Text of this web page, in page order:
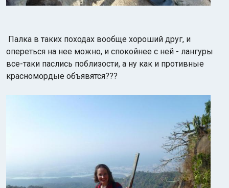
Палка в таких походах вообще хороший друг, и
опереться на нее можно, и спокойнее с ней - лангуры
все-таки паслись поблизости, а ну как и противные
красномордые объявятся???